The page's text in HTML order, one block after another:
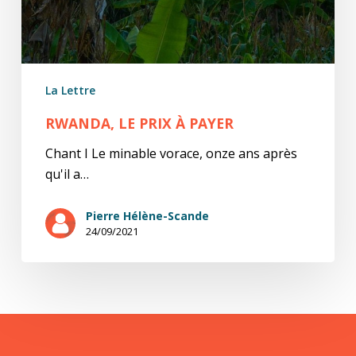
La Lettre
RWANDA, LE PRIX À PAYER
Chant I Le minable vorace, onze ans après
qu'il a…
Pierre Hélène-Scande
24/09/2021